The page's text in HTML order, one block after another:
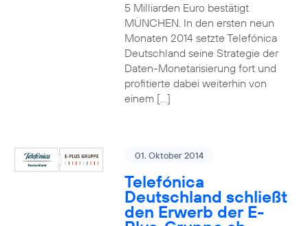
5 Milliarden Euro bestätigt
MÜNCHEN. In den ersten neun
Monaten 2014 setzte Telefónica
Deutschland seine Strategie der
Daten-Monetarisierung fort und
profitierte dabei weiterhin von
einem […]
01. Oktober 2014
Telefónica
Deutschland schließt
den Erwerb der E-